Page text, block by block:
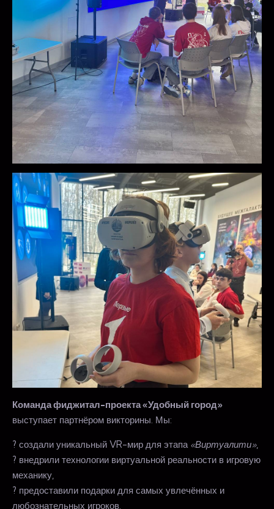
Команда фиджитал-проекта «Удобный город»
выступает партнёром викторины. Мы:
? создали уникальный VR-мир для этапа «Виртуалити»,
? внедрили технологии виртуальной реальности в игровую
механику,
? предоставили подарки для самых увлечённых и
любознательных игроков.